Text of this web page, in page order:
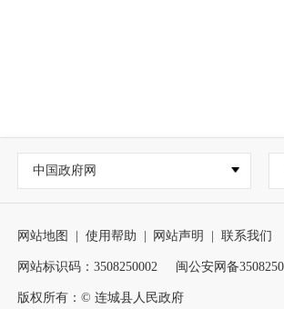
中国政府网
网站地图 使用帮助 网站声明 联系我们
网站标识码：3508250002 闽公安网备
版权所有：© 连城县人民政府